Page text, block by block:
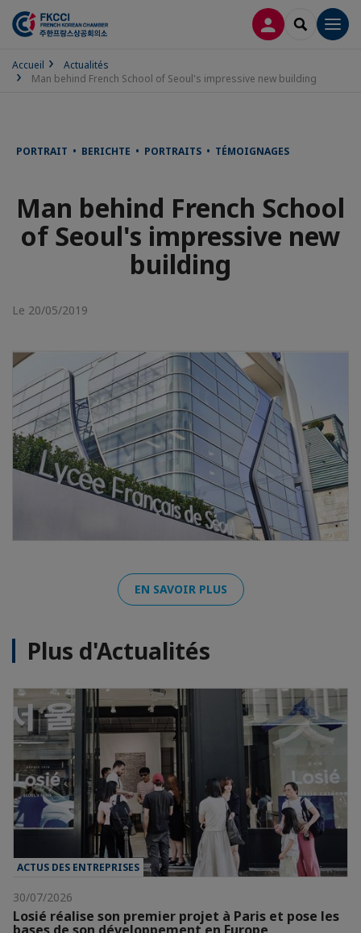
CONNEXION
Accueil
Actualités
Man behind French School of Seoul's impressive new building
PORTRAIT • BERICHTE • PORTRAITS • TÉMOIGNAGES
Man behind French School
of Seoul's impressive new
building
Le 20/05/2019
EN SAVOIR PLUS
Plus d'Actualités
ACTUS DES ENTREPRISES
30/07/2026
Losié réalise son premier projet à Paris et pose les